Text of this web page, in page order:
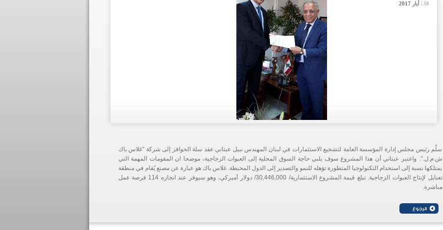
30 | أيار 2017 30 | أيار 2017 30 | أيار 2017
سلّم رئيس مجلس إدارة المؤسسة العامة لتشجيع الاستثمارات في لبنان المهندس نبيل عيتاني عقد سلة الحوافز إلى شركة "غلاس باك
ش.م.ل.". واعتبر عيتاني أن هذا المشروع سوف يلبي حاجة السوق المحلية إلى العبوات الزجاجية، موضحا ان المقومات المهمة التي
يمتلكها نسبة إلى استخدام التكنولوجيا المتطورة تؤهله للنمو والتصدير إلى الدول المحيطة. غلاس باك هو عبارة عن مصنع يُقام في منطقة
تعنايل لإنتاج العبوات الزجاجية. تبلغ قيمة المشروع الاستثمارية/ 30,446,000/ دولار أميركي، وهو سيوفر عند انجازه 114 فرصة عمل
مباشرة.